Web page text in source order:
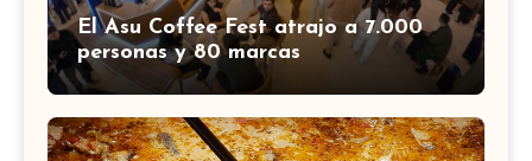
El Asu Coffee Fest atrajo a 7.000
personas y 80 marcas